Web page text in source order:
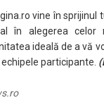
vine în sprijinul
în alegerea celor
ideală de a vă
participante.